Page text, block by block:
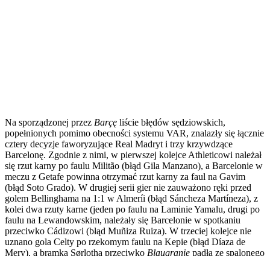
Na sporządzonej przez Barçę liście błędów sędziowskich,
popełnionych pomimo obecności systemu VAR, znalazły się łącznie
cztery decyzje faworyzujące Real Madryt i trzy krzywdzące
Barcelonę. Zgodnie z nimi, w pierwszej kolejce Athleticowi należał
się rzut karny po faulu Militão (błąd Gila Manzano), a Barcelonie w
meczu z Getafe powinna otrzymać rzut karny za faul na Gavim
(błąd Soto Grado). W drugiej serii gier nie zauważono ręki przed
golem Bellinghama na 1:1 w Almeríi (błąd Sáncheza Martíneza), z
kolei dwa rzuty karne (jeden po faulu na Laminie Yamalu, drugi po
faulu na Lewandowskim, należały się Barcelonie w spotkaniu
przeciwko Cádizowi (błąd Muñiza Ruiza). W trzeciej kolejce nie
uznano gola Celty po rzekomym faulu na Kepie (błąd Díaza de
Mery), a bramka Sørlotha przeciwko Blaugranie padła ze spalonego